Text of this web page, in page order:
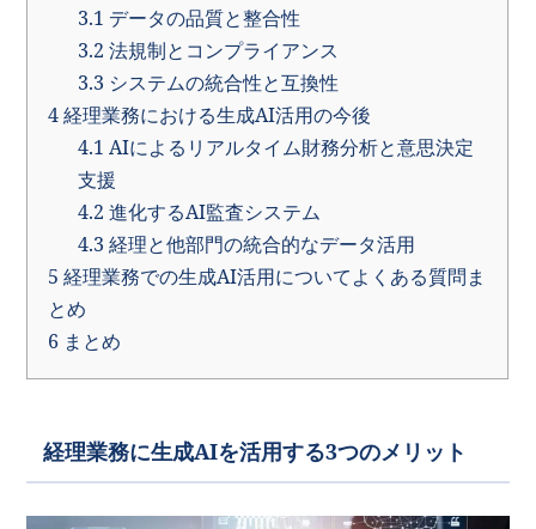
3.1 データの品質と整合性
3.2 法規制とコンプライアンス
3.3 システムの統合性と互換性
4経理業務における生成AI活用の今後
4.1 AIによるリアルタイム財務分析と意思決定
支援
4.2 進化するAI監査システム
4.3 経理と他部門の統合的なデータ活用
5 経理業務での生成AI活用についてよくある質問ま
とめ
6 まとめ
経理業務に生成AIを活用する3つのメリット